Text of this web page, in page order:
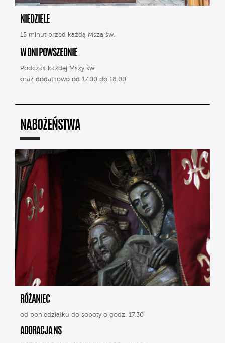
NIEDZIELE
15 minut przed każdą Mszą św.
W DNI POWSZEDNIE
Podczas każdej Mszy św.
oraz dodatkowo od 17.00 do 18.00
NABOŻEŃSTWA
RÓŻANIEC
od poniedziałku do soboty o godz. 17.30
ADORACJA NS